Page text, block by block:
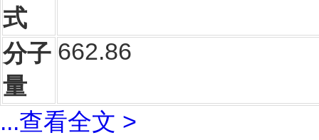
式
分子
量
662.86
...查看全文 >